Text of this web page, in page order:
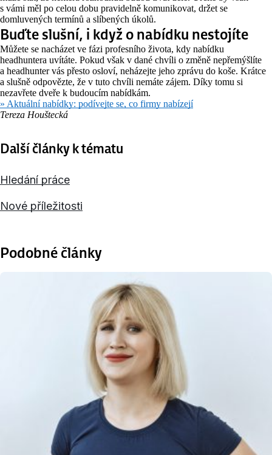
s vámi měl po celou dobu pravidelně komunikovat, držet se
domluvených termínů a slíbených úkolů.
Buďte slušní, i když o nabídku nestojíte
Můžete se nacházet ve fázi profesního života, kdy nabídku
headhuntera uvítáte. Pokud však v dané chvíli o změně nepřemýšlíte
a headhunter vás přesto osloví, neházejte jeho zprávu do koše. Krátce
a slušně odpovězte, že v tuto chvíli nemáte zájem. Díky tomu si
nezavřete dveře k budoucím nabídkám.
» Aktuální nabídky: podívejte se, co firmy nabízejí
Tereza Houštecká
Další články k tématu
Hledání práce
Nové příležitosti
Podobné články